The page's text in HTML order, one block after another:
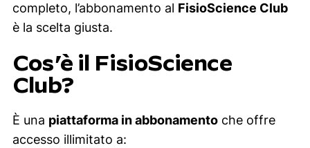
completo, l’abbonamento al FisioScience Club
è la scelta giusta.
Cos’è il FisioScience
Club?
È una piattaforma in abbonamentoche offre
accesso illimitato a: